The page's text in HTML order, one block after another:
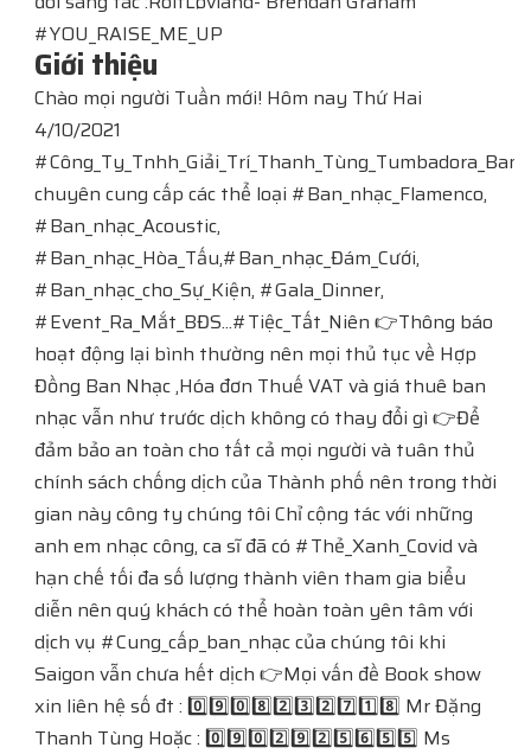
#YOU_RAISE_ME_UP
Giới thiệu
Chào mọi người Tuần mới! Hôm nay Thứ Hai
4/10/2021
chuyên cung cấp các thể loại #Ban_nhạc_Flamenco,
#Ban_nhạc_Acoustic,
#Ban_nhạc_Hòa_Tấu,#Ban_nhạc_Đám_Cưới,
#Ban_nhạc_cho_Sự_Kiện, #Gala_Dinner,
#Event_Ra_Mắt_BĐS...#Tiệc_Tất_Niên 👉Thông báo
hoạt động lại bình thường nên mọi thủ tục về Hợp
Đồng Ban Nhạc ,Hóa đơn Thuế VAT và giá thuê ban
nhạc vẫn như trước dịch không có thay đổi gì 👉Để
đảm bảo an toàn cho tất cả mọi người và tuân thủ
chính sách chống dịch của Thành phố nên trong thời
gian này công ty chúng tôi Chỉ cộng tác với những
anh em nhạc công, ca sĩ đã có #Thẻ_Xanh_Covid và
hạn chế tối đa số lượng thành viên tham gia biểu
diễn nên quý khách có thể hoàn toàn yên tâm với
dịch vụ #Cung_cấp_ban_nhạc của chúng tôi khi
Saigon vẫn chưa hết dịch 👉Mọi vấn đề Book show
xin liên hệ số đt : 0️⃣9️⃣0️⃣8️⃣2️⃣3️⃣2️⃣7️⃣1️⃣8️⃣ Mr Đặng
Thanh Tùng Hoặc ​​​​: 0️⃣9️⃣0️⃣2️⃣9️⃣2️⃣5️⃣6️⃣5️⃣5️⃣ Ms